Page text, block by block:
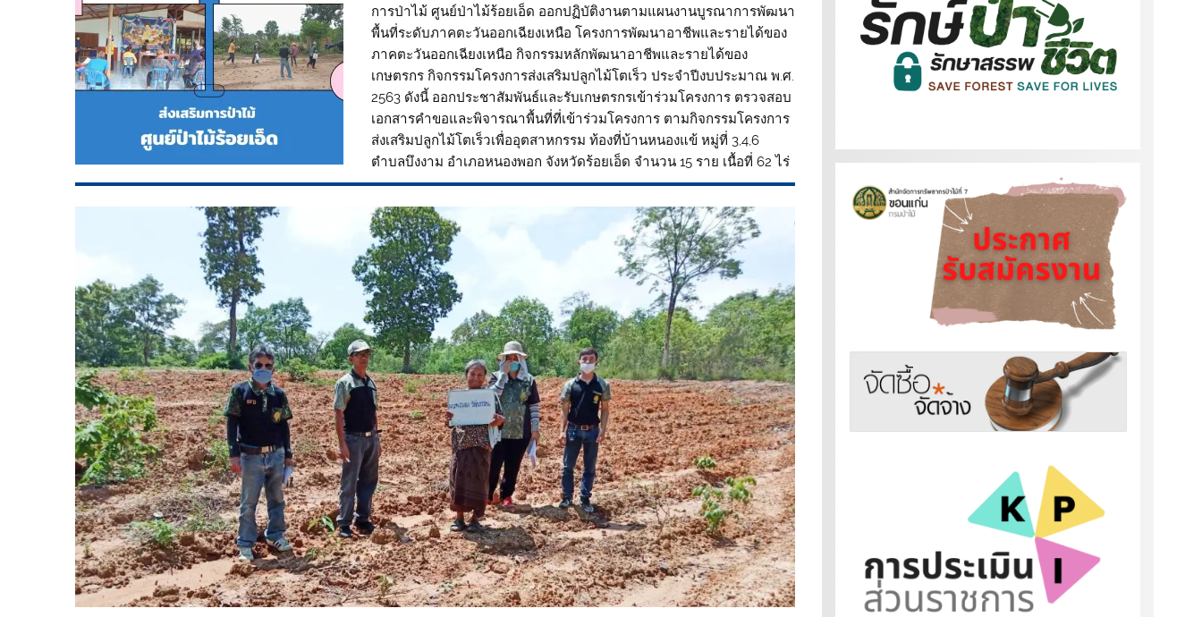
การป่าไม้ ศูนย์ป่าไม้ร้อยเอ็ด ออกปฏิบัติงานตามแผนงานบูรณาการพัฒนา
พื้นที่ระดับภาคตะวันออกเฉียงเหนือ โครงการพัฒนาอาชีพและรายได้ของ
ภาคตะวันออกเฉียงเหนือ กิจกรรมหลักพัฒนาอาชีพและรายได้ของ
เกษตรกร กิจกรรมโครงการส่งเสริมปลูกไม้โตเร็ว ประจำปีงบประมาณ พ.ศ.
2563 ดังนี้ ออกประชาสัมพันธ์และรับเกษตรกรเข้าร่วมโครงการ ตรวจสอบ
เอกสารคำขอและพิจารณาพื้นที่ที่เข้าร่วมโครงการ ตามกิจกรรมโครงการ
ส่งเสริมปลูกไม้โตเร็วเพื่ออุตสาหกรรม ท้องที่บ้านหนองแข้ หมู่ที่ 3,4,6
ตำบลบึงงาม อำเภอหนองพอก จังหวัดร้อยเอ็ด จำนวน 15 ราย เนื้อที่ 62 ไร่